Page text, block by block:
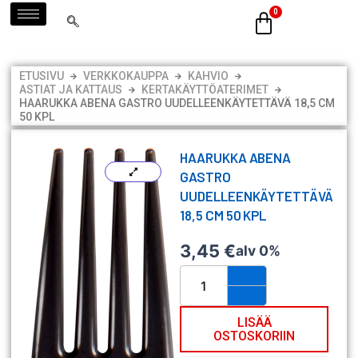
Siirry
sisältöön
ETUSIVU VERKKOKAUPPA
KAHVIO
ASTIAT JA KATTAUS
KERTAKÄYTTÖATERIMET
HAARUKKA ABENA GASTRO UUDELLEENKÄYTETTÄVÄ 18,5 CM
50 KPL
HAARUKKA ABENA
GASTRO
UUDELLEENKÄYTETTÄVÄ
18,5 CM 50 KPL
3,45€alv 0%
Haarukka
Abena
Gastro
uudelleenkäytettävä
cm
LISÄÄ
OSTOSKORIIN